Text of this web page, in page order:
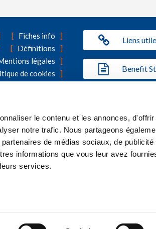
le contenu et les annonces,
notre trafic. Nous partageons
de médias sociaux, de
informations que vous leur avez
services.
Fiches info
Définitions
légales
de cookies
Liens
Benefit
que l'assurance de groupe ? Vous
Entreprise sous le code 0058